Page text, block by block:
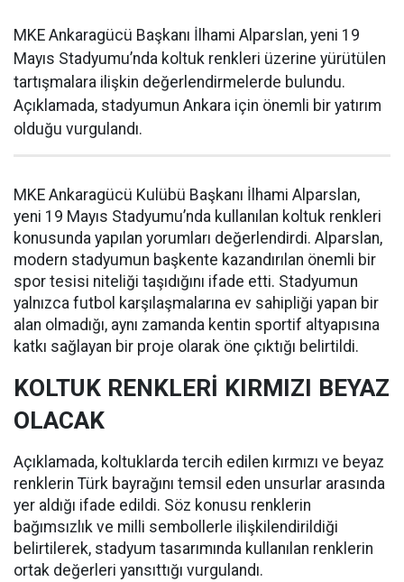
MKE Ankaragücü Başkanı İlhami Alparslan, yeni 19
Mayıs Stadyumu’nda koltuk renkleri üzerine yürütülen
tartışmalara ilişkin değerlendirmelerde bulundu.
Açıklamada, stadyumun Ankara için önemli bir yatırım
olduğu vurgulandı.
MKE Ankaragücü Kulübü Başkanı İlhami Alparslan,
yeni 19 Mayıs Stadyumu’nda kullanılan koltuk renkleri
konusunda yapılan yorumları değerlendirdi. Alparslan,
modern stadyumun başkente kazandırılan önemli bir
spor tesisi niteliği taşıdığını ifade etti. Stadyumun
yalnızca futbol karşılaşmalarına ev sahipliği yapan bir
alan olmadığı, aynı zamanda kentin sportif altyapısına
katkı sağlayan bir proje olarak öne çıktığı belirtildi.
KOLTUK RENKLERİ KIRMIZI BEYAZ
OLACAK
Açıklamada, koltuklarda tercih edilen kırmızı ve beyaz
renklerin Türk bayrağını temsil eden unsurlar arasında
yer aldığı ifade edildi. Söz konusu renklerin
bağımsızlık ve milli sembollerle ilişkilendirildiği
belirtilerek, stadyum tasarımında kullanılan renklerin
ortak değerleri yansıttığı vurgulandı.